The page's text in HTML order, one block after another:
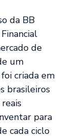
da BB
de
um
criada em
brasileiros
para
cada ciclo